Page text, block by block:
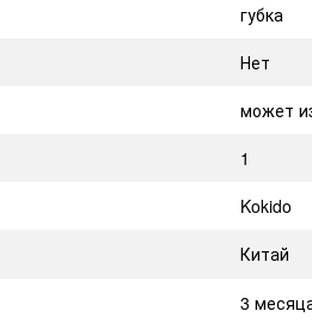
губка
Нет
может
1
Kokido
Китай
3